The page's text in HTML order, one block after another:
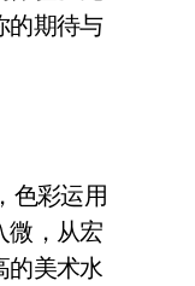
的期待与
色彩运用
微，从宏
的美术水